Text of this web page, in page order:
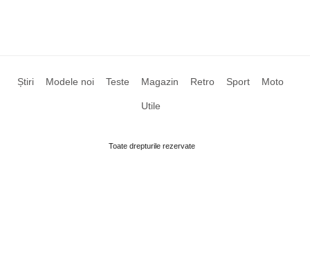
Știri Modele noi Teste Magazin Retro Sport Moto
Utile
Toate drepturile rezervate